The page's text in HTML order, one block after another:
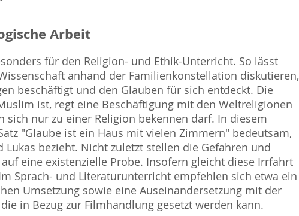
Arbeit
für den Religion- und Ethik-Unterricht. So lässt
anhand der Familienkonstellation diskutieren,
beschäftigt und den Glauben für sich entdeckt. Die
ist, regt eine Beschäftigung mit den Weltreligionen
sich nur zu einer Religion bekennen darf. In diesem
"Glaube ist ein Haus mit vielen Zimmern" bedeutsam,
bezieht. Nicht zuletzt stellen die Gefahren und
eine existenzielle Probe. Insofern gleicht diese Irrfahrt
Sprach- und Literaturunterricht empfehlen sich etwa ein
Umsetzung sowie eine Auseinandersetzung mit der
in Bezug zur Filmhandlung gesetzt werden kann.